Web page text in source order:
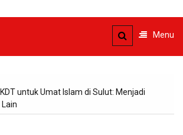
Menu
untuk Umat Islam di Sulut: Menjadi